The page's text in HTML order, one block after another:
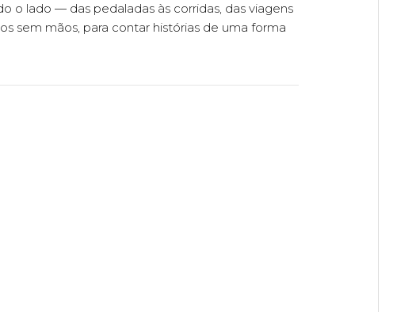
o lado — das pedaladas às corridas, das viagens
sem mãos, para contar histórias de uma forma